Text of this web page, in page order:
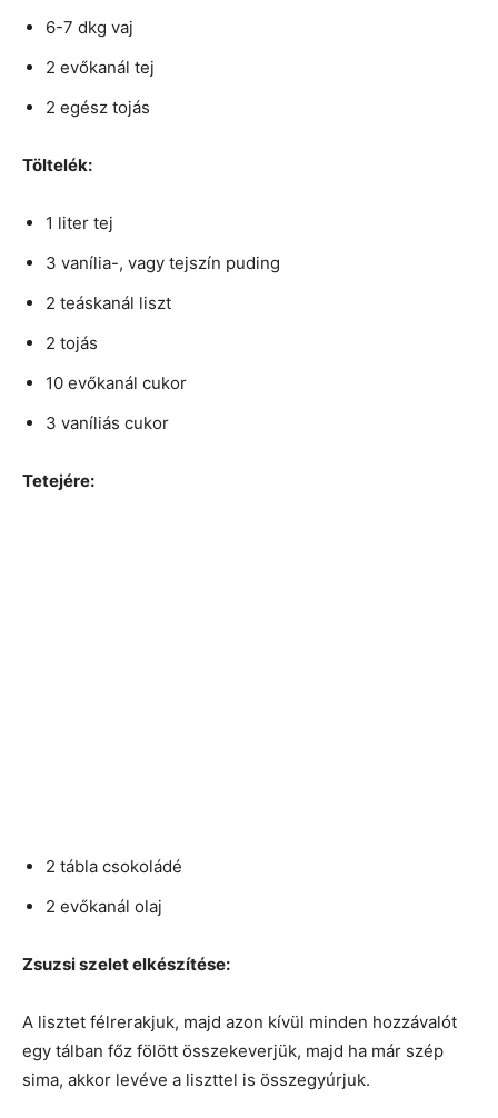
6-7 dkg vaj
2 evőkanál tej
2 egész tojás
Töltelék:
1 liter tej
3 vanília-, vagy tejszín puding
2 teáskanál liszt
2 tojás
10 evőkanál cukor
3 vaníliás cukor
Tetejére:
2 tábla csokoládé
2 evőkanál olaj
Zsuzsi szelet elkészítése:
A lisztet félrerakjuk, majd azon kívül minden hozzávalót
egy tálban főz fölött összekeverjük, majd ha már szép
sima, akkor levéve a liszttel is összegyúrjuk.